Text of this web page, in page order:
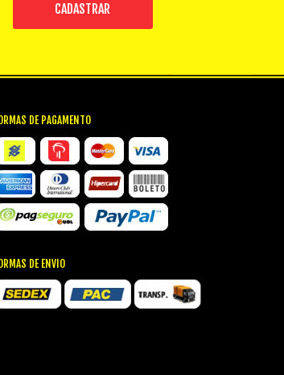
CADASTRAR
DE PAGAMENTO
DE ENVIO